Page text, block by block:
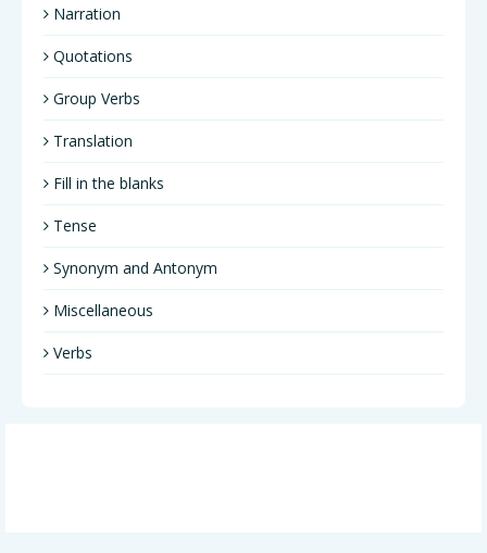
Narration
Quotations
Group Verbs
Translation
Fill in the blanks
Tense
Synonym and Antonym
Miscellaneous
Verbs